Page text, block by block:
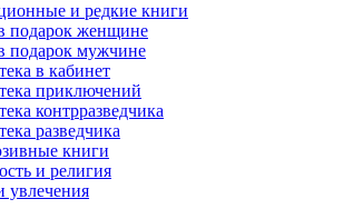
и редкие книги
подарок женщине
подарок мужчине
в кабинет
приключений
контрразведчика
разведчика
книги
и религия
увлечения